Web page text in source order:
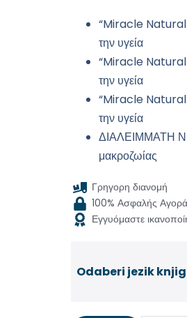
“Miracle Natural
την υγεία
“Miracle Natural
την υγεία
“Miracle Natural
την υγεία
ΔΙΑΛΕΙΜΜΑΤΗ
μακροζωίας
Γρηγορη διανομή
100% Ασφαλής Αγορά
Εγγυόμαστε
Odaberi jezik